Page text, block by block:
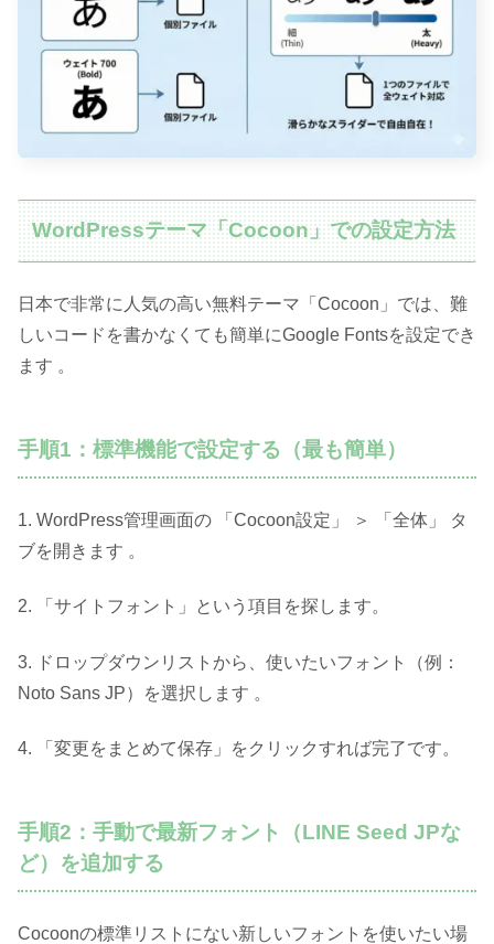
WordPressテーマ「Cocoon」での設定方法
日本で非常に人気の高い無料テーマ「Cocoon」では、難
しいコードを書かなくても簡単にGoogle Fontsを設定でき
ます 。
手順1：標準機能で設定する（最も簡単）
1. WordPress管理画面の 「Cocoon設定」 ＞ 「全体」 タ
ブを開きます 。
2. 「サイトフォント」という項目を探します。
3. ドロップダウンリストから、使いたいフォント（例：
Noto Sans JP）を選択します 。
4. 「変更をまとめて保存」をクリックすれば完了です。
手順2：手動で最新フォント（LINE Seed JPな
ど）を追加する
Cocoonの標準リストにない新しいフォントを使いたい場